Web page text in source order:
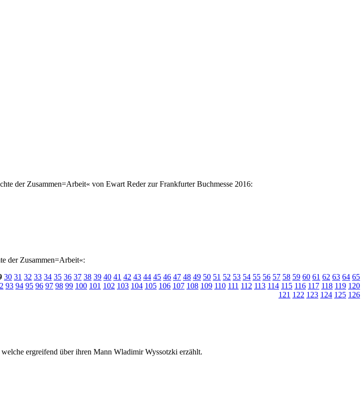
der Zusammen=Arbeit« von Ewart Reder zur Frankfurter Buchmesse 2016:
der Zusammen=Arbeit«:
30 31 32 33 34 35 36 37 38 39 40 41 42 43 44 45 46 47 48 49 50 51 52 53 54 55 56 57 58 59 60 61 62 63 64 65
93 94 95 96 97 98 99 100 101 102 103 104 105 106 107 108 109 110 111 112 113 114 115 116 117 118 119 120
121 122 123 124 125 126
ergreifend über ihren Mann Wladimir Wyssotzki erzählt.